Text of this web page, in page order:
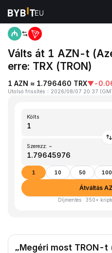
Kezdőlap AZN to TRX
Válts át 1 AZN-t
erre: TRX (TRON)
1 AZN ≈ 1.796460 TRX▼-
Utolsó frissítés ： 2026/08/07 20:37 (
Költs
Szerezz: ~
1 10 50 100
Átváltás
Díjmentes · 350+
„Megéri most TRON-t